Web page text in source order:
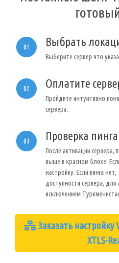
01 Выбрать
Выберите сервер что
02 Оплатите
Пройдите интуитивно
сервера.
03 Проверка пинга
После активации сервера,
выше в красном блоке.
настройку. Если пинга
доступности сервера, для
исключением
Заказать настройку
XTLS-